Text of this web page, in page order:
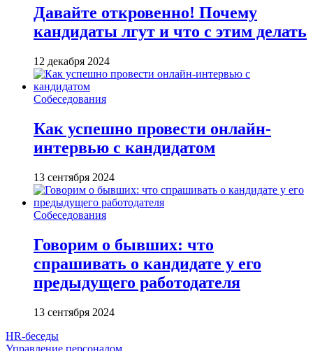
Давайте откровенно! Почему
кандидаты лгут и что с этим делать
12 декабря 2024
Собеседования
Как успешно провести онлайн-
интервью с кандидатом
13 сентября 2024
Собеседования
Говорим о бывших: что
спрашивать о кандидате у его
предыдущего работодателя
13 сентября 2024
HR-беседы
Управление персоналом